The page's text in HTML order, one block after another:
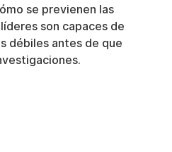
se previenen las
son capaces de
débiles antes de que